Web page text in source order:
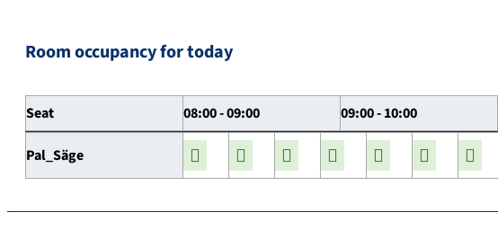
Room occupancy for today
Seat 08:00 - 09:00 09:00 - 10:00
Pal_Säge